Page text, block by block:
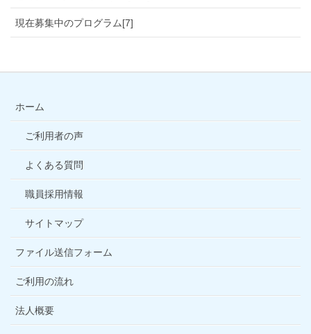
現在募集中のプログラム[7]
ホーム
ご利用者の声
よくある質問
職員採用情報
サイトマップ
ファイル送信フォーム
ご利用の流れ
法人概要